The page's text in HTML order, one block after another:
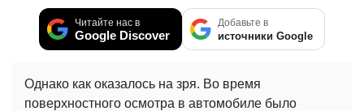
Читайте нас в
Google Discover
Добавьте в
источники Google
Однако как оказалось на зря. Во время
поверхностного осмотра в автомобиле было